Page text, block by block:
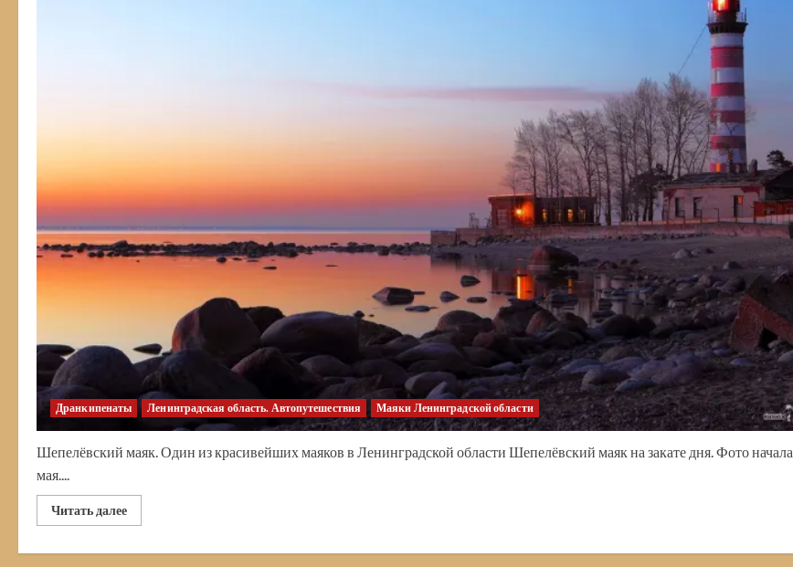
Дранкипенаты Ленинградская область. Автопутешествия Маяки Ленинградской области
Шепелёвский маяк. Один из красивейших маяков в Ленинградской области Шепелёвский маяк на закате дня. Фото начала
мая....
Читать далееПрочитать
больше